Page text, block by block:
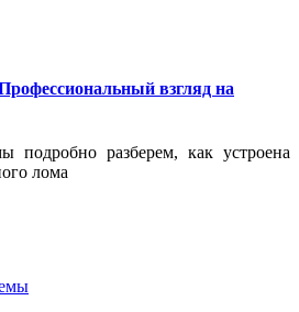
взгляд на
подробно разберем, как устроена
лома